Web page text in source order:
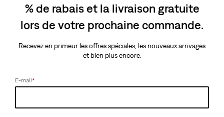
% de rabais et la livraison gratuite
lors de votre prochaine commande.
Recevez en primeur les offres spéciales, les nouveaux arrivages
et bien plus encore.
E-mail*